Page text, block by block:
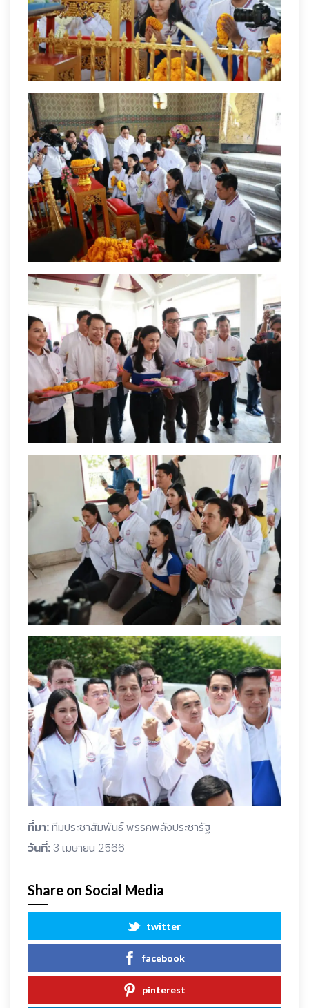
ที่มา:ทีมประชาสัมพันธ์ พรรคพลังประชารัฐ
วันที่:3 เมษายน 2566
Share on Social Media
twitter
facebook
pinterest